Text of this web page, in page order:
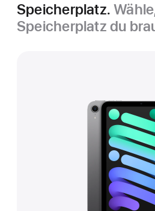
Speicherplatz.
Speicherplatz du